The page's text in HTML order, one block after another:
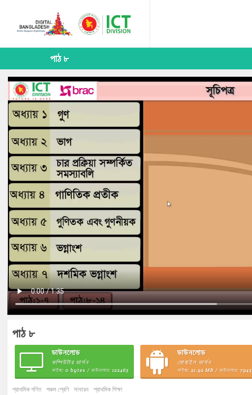
পাঠ ৮
পাঠ ৮
ডাউনলোড
কম্পিউটার ভার্সন
সাইজ: 0 bytes / ডাউনলোড: 122463
ডাউনলোড
মোবাইল ভার্সন
সাইজ: 21.92 MB / ডাউনলোড: 7943
প্রাথমিক গণিত পঞ্চম শ্রেণি সাধারন প্রাথমিক শিক্ষা